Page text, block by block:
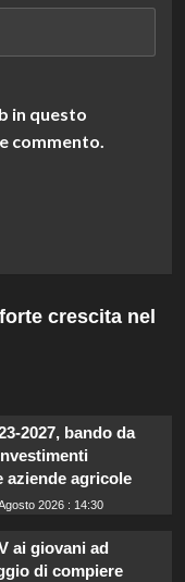
in questo
commento.
crescita nel
2027, bando da
aziende agricole
2026 : 14:30
ai giovani ad
di compiere